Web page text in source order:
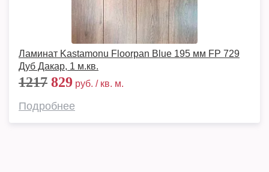
Ламинат Kastamonu Floorpan Blue 195 мм FP 729
Дуб Дакар, 1 м.кв.
1217 829 руб. / кв. м.
Подробнее